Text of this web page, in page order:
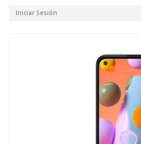
Iniciar Sesión